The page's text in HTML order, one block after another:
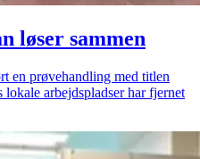
løser sammen
en prøvehandling med titlen
arbejdspladser har fjernet